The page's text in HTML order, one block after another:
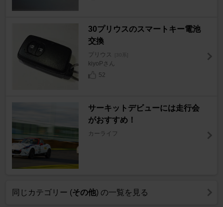
30プリウスのスマートキー電池
交換
プリウス [30系]
kiyoPさん
52
サーキットデビューには走行会
がおすすめ！
カーライフ
同じカテゴリー (その他) の一覧を見る